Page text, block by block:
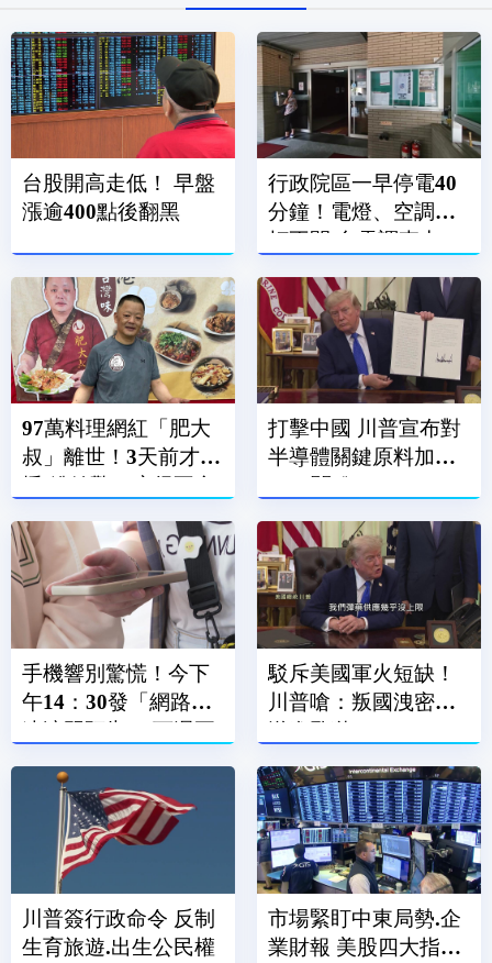
台股開高走低！ 早盤
漲逾400點後翻黑
行政院區一早停電40
分鐘！電燈、空調全
打不開 台電調查中
97萬料理網紅「肥大
叔」離世！3天前才直
打擊中國 川普宣布對
半導體關鍵原料加徵
手機響別驚慌！今下
午14：30發「網路降
速演習預告」 下週正
駁斥美國軍火短缺！
川普嗆：叛國洩密者
送進監獄
川普簽行政命令 反制
生育旅遊.出生公民權
市場緊盯中東局勢.企
業財報 美股四大指數